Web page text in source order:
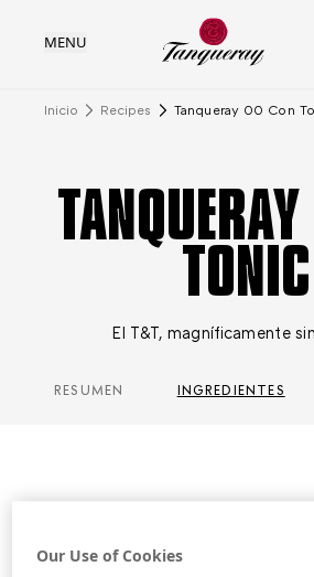
MENU
Inicio Recipes Tanqueray 00 Con
TONIC
El T&T, magníficamente
RESUMEN INGREDIENTES
RESUMEN
Our Use of Cookies